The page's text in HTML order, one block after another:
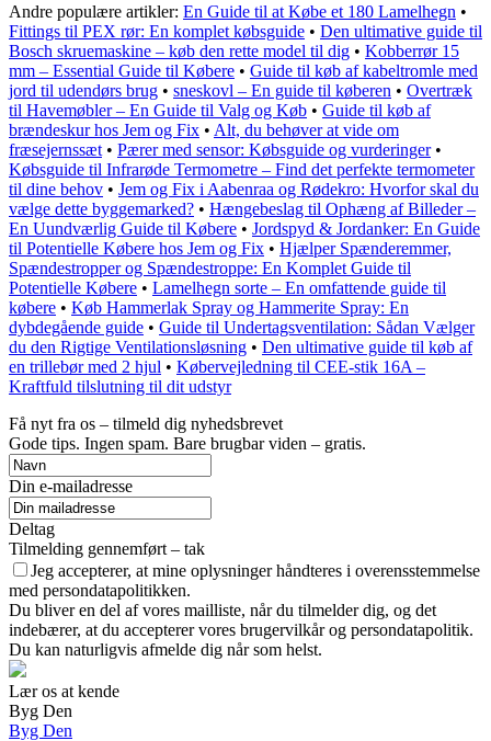
Andre populære artikler: En Guide til at Købe et 180 Lamelhegn •
Fittings til PEX rør: En komplet købsguide • Den ultimative guide til
Bosch skruemaskine – køb den rette model til dig • Kobberrør 15
mm – Essential Guide til Købere • Guide til køb af kabeltromle med
jord til udendørs brug • sneskovl – En guide til køberen • Overtræk
til Havemøbler – En Guide til Valg og Køb • Guide til køb af
brændeskur hos Jem og Fix • Alt, du behøver at vide om
fræsejernssæt • Pærer med sensor: Købsguide og vurderinger•
Købsguide til Infrarøde Termometre – Find det perfekte termometer
til dine behov • Jem og Fix i Aabenraa og Rødekro: Hvorfor skal du
vælge dette byggemarked? • Hængebeslag til Ophæng af Billeder –
En Uundværlig Guide til Købere • Jordspyd & Jordanker: En Guide
til Potentielle Købere hos Jem og Fix • Hjælper Spænderemmer,
Spændestropper og Spændestroppe: En Komplet Guide til
Potentielle Købere • Lamelhegn sorte – En omfattende guide til
købere • Køb Hammerlak Spray og Hammerite Spray: En
dybdegående guide • Guide til Undertagsventilation: Sådan Vælger
du den Rigtige Ventilationsløsning • Den ultimative guide til køb af
en trillebør med 2 hjul • Købervejledning til CEE-stik 16A –
Kraftfuld tilslutning til dit udstyr
Få nyt fra os – tilmeld dig nyhedsbrevet
Gode tips. Ingen spam. Bare brugbar viden – gratis.
Din e-mailadresse
Deltag
Tilmelding gennemført – tak
Jeg accepterer, at mine oplysninger håndteres i overensstemmelse
med persondatapolitikken.
Du bliver en del af vores mailliste, når du tilmelder dig, og det
indebærer, at du accepterer vores brugervilkår og persondatapolitik.
Du kan naturligvis afmelde dig når som helst.
Lær os at kende
Byg Den
Byg Den